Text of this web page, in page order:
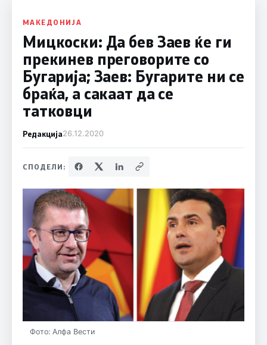
МАКЕДОНИЈА
Мицкоски: Да бев Заев ќе ги
прекинев преговорите со
Бугарија; Заев: Бугарите ни се
браќа, а сакаат да се
татковци
Редакција26.12.2020
СПОДЕЛИ:
Фото: Алфа Вести